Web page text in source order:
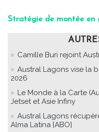
Stratégie de montée en
Camille Buri rejoint
Austral Lagons vise la
2026
Le Monde à la Carte
Jetset et Asie Infiny
Austral Lagons
Alma Latina [ABO]